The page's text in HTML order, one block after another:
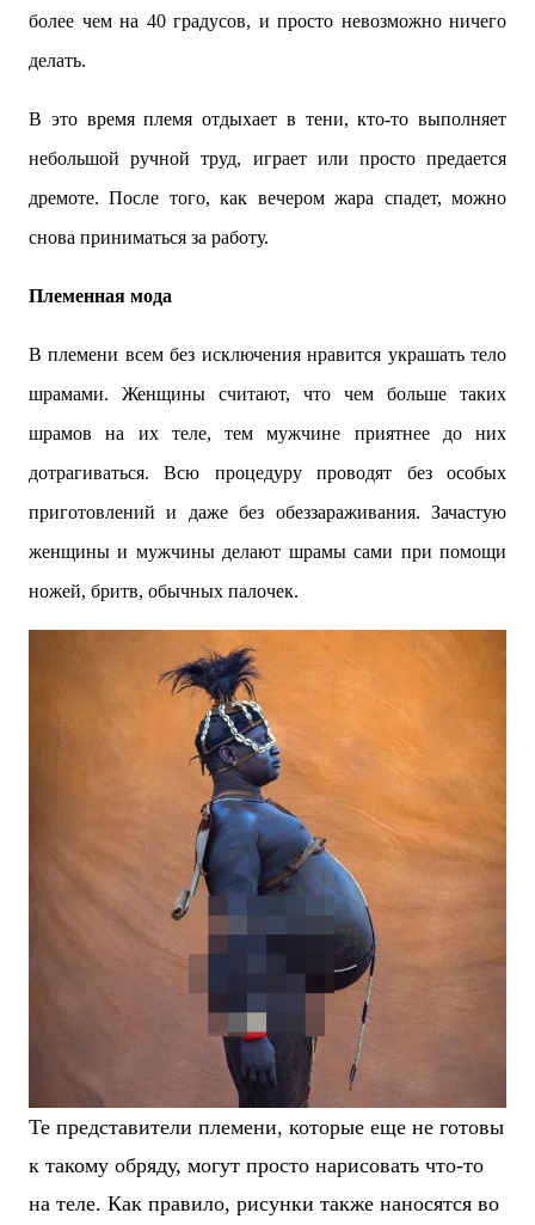
более чем на 40 градусов, и просто невозможно ничего
делать.
В это время племя отдыхает в тени, кто-то выполняет
небольшой ручной труд, играет или просто предается
дремоте. После того, как вечером жара спадет, можно
снова приниматься за работу.
Племенная мода
В племени всем без исключения нравится украшать тело
шрамами. Женщины считают, что чем больше таких
шрамов на их теле, тем мужчине приятнее до них
дотрагиваться. Всю процедуру проводят без особых
приготовлений и даже без обеззараживания. Зачастую
женщины и мужчины делают шрамы сами при помощи
ножей, бритв, обычных палочек.
Те представители племени, которые еще не готовы
к такому обряду, могут просто нарисовать что-то
на теле. Как правило, рисунки также наносятся во